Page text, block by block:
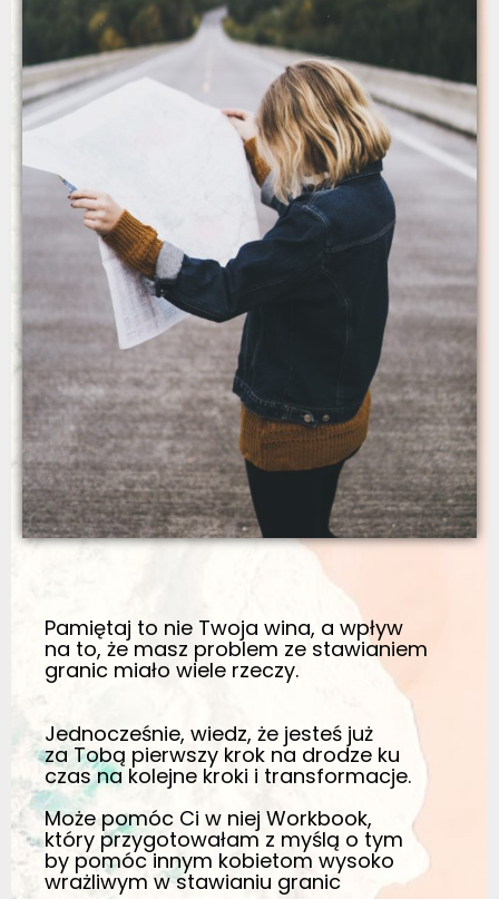
Pamiętaj to nie Twoja wina, a wpływ
na to, że masz problem ze stawianiem
granic miało wiele rzeczy.
Jednocześnie, wiedz, że jesteś już
za Tobą pierwszy krok na drodze ku
czas na kolejne kroki i transformacje.
Może pomóc Ci w niej Workbook,
który przygotowałam z myślą o tym
by pomóc innym kobietom wysoko
wrażliwym w stawianiu granic